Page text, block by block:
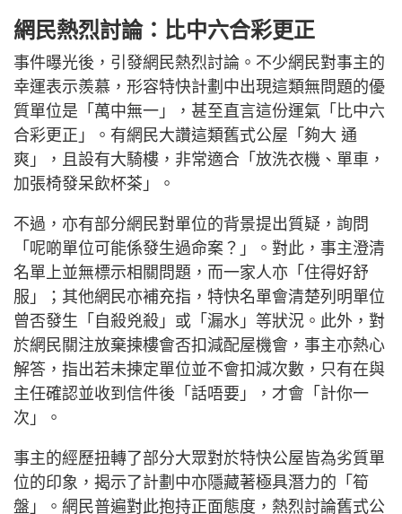
網民熱烈討論：比中六合彩更正
事件曝光後，引發網民熱烈討論。不少網民對事主的
幸運表示羨慕，形容特快計劃中出現這類無問題的優
質單位是「萬中無一」，甚至直言這份運氣「比中六
合彩更正」。有網民大讚這類舊式公屋「夠大 通
爽」，且設有大騎樓，非常適合「放洗衣機、單車，
加張椅發呆飲杯茶」。
不過，亦有部分網民對單位的背景提出質疑，詢問
「呢啲單位可能係發生過命案？」。對此，事主澄清
名單上並無標示相關問題，而一家人亦「住得好舒
服」；其他網民亦補充指，特快名單會清楚列明單位
曾否發生「自殺兇殺」或「漏水」等狀況。此外，對
於網民關注放棄揀樓會否扣減配屋機會，事主亦熱心
解答，指出若未揀定單位並不會扣減次數，只有在與
主任確認並收到信件後「話唔要」，才會「計你一
次」。
事主的經歷扭轉了部分大眾對於特快公屋皆為劣質單
位的印象，揭示了計劃中亦隱藏著極具潛力的「筍
盤」。網民普遍對此抱持正面態度，熱烈討論舊式公